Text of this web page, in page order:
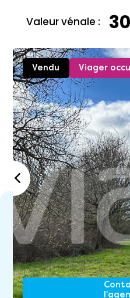
Valeur vénale :
Vendu Viager